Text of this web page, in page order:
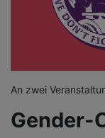
An zwei
Gender-